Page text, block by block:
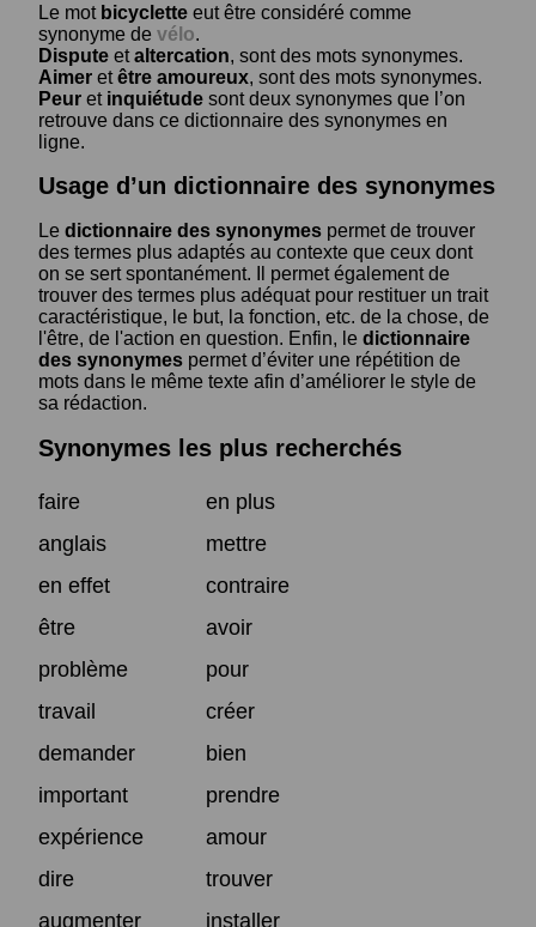
Le mot bicyclette eut être considéré comme
synonyme de vélo.
Dispute etaltercation, sont des mots synonymes.
Aimer etêtre amoureux, sont des mots synonymes.
Peur et inquiétude sont deux synonymes que l’on
retrouve dans ce dictionnaire des synonymes en
ligne.
Usage d’un dictionnaire des synonymes
Le dictionnaire des synonymes permet de trouver
des termes plus adaptés au contexte que ceux dont
on se sert spontanément. Il permet également de
trouver des termes plus adéquat pour restituer un trait
caractéristique, le but, la fonction, etc. de la chose, de
l'être, de l'action en question. Enfin, le dictionnaire
des synonymes permet d’éviter une répétition de
mots dans le même texte afin d’améliorer le style de
sa rédaction.
Synonymes les plus recherchés
faire
en plus
anglais
mettre
en effet
contraire
être
avoir
problème
pour
travail
créer
demander
bien
important
prendre
expérience
amour
dire
trouver
augmenter
installer